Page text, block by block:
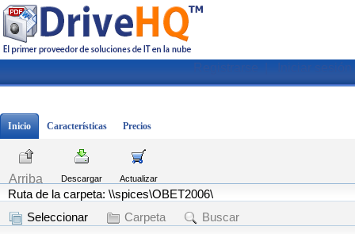
Registrarse Iniciar sesión
Inicio Características Precios
Arriba Descargar Actualizar
Ruta de la carpeta: \\spices\OBET2006\
Seleccionar
Carpeta
Buscar